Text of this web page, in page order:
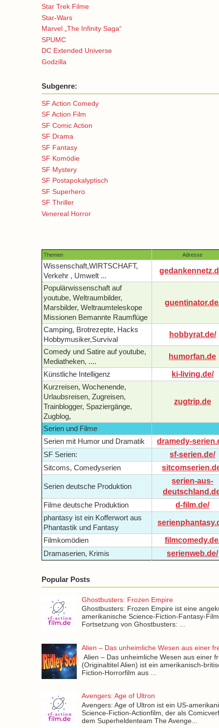
Star Trek Filme
Star-Wars
Marvel „The Infinity Saga“
SPUMC
DC Extended Universe
Godzilla
Subgenre:
SF Action Comedy
SF Action Film
SF Comic Action
SF Drama
SF Fantasy
SF Komödie
SF Mystery
SF Postapokalyptisch
SF Superhero
SF Thriller
Venereal Horror
Themen Adresse
Wissenschaft,WIRTSCHAFT,
Verkehr , Umwelt ...
Populärwissenschaft auf
youtube, Weltraumbilder,
Marsbilder, Weltraumteleskope
Missionen Bemannte Raumflüge
Camping, Brotrezepte, Hacks
Hobbymusiker,Survival
hobbyrat.de/
Comedy und Satire auf youtube,
Mediatheken, ....
humorfan.de
Künstliche Intelligenz ki-living.de/
Kurzreisen, Wochenende,
Urlaubsreisen, Zugreisen,
Trainblogger, Spaziergänge,
Zugblog,
zugtrip.de
Serien und Filme
Serien mit Humor und Dramatik
dramedy-
SF Serien: sf-serien.de/
Sitcoms, Comedyserien
Serien deutsche Produktion
serien-aus-
Filme deutsche Produktion d-film.de/
phantasy ist ein Kofferwort aus
Phantastik und Fantasy
Filmkomödien
Dramaserien, Krimis serienweb.de/
Popular Posts
Ghostbusters: Frozen Empire
Ghostbusters: Frozen Empire ist eine
amerikanische Science-Fiction-Fantasy-
Fortsetzung von Ghostbusters: ...
Alien – Das unheimliche Wesen aus einer
Alien – Das unheimliche Wesen aus einer
(Originaltitel Alien) ist ein amerikanisch-
Fiction-Horrorfilm aus ...
Avengers: Age of Ultron
Avengers: Age of Ultron ist ein US-
Science-Fiction-Actionfilm, der als
dem Superheldenteam The Avenge...